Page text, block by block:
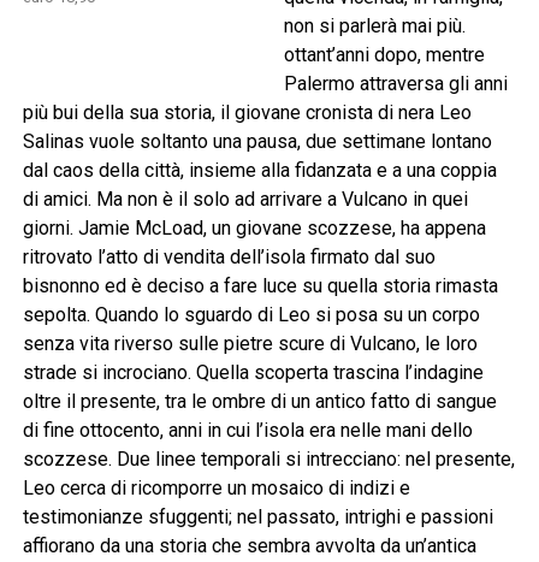
non si parlerà mai più.
ottant’anni dopo, mentre
Palermo attraversa gli anni
più bui della sua storia, il giovane cronista di nera Leo
Salinas vuole soltanto una pausa, due settimane lontano
dal caos della città, insieme alla fidanzata e a una coppia
di amici. Ma non è il solo ad arrivare a Vulcano in quei
giorni. Jamie McLoad, un giovane scozzese, ha appena
ritrovato l’atto di vendita dell’isola firmato dal suo
bisnonno ed è deciso a fare luce su quella storia rimasta
sepolta. Quando lo sguardo di Leo si posa su un corpo
senza vita riverso sulle pietre scure di Vulcano, le loro
strade si incrociano. Quella scoperta trascina l’indagine
oltre il presente, tra le ombre di un antico fatto di sangue
di fine ottocento, anni in cui l’isola era nelle mani dello
scozzese. Due linee temporali si intrecciano: nel presente,
Leo cerca di ricomporre un mosaico di indizi e
testimonianze sfuggenti; nel passato, intrighi e passioni
affiorano da una storia che sembra avvolta da un’antica